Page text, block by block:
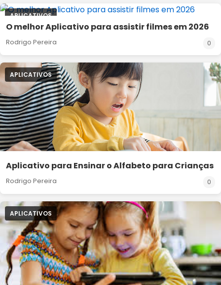
APLICATIVOS
O melhor Aplicativo para assistir filmes em 2026
Rodrigo Pereira 0
APLICATIVOS
Aplicativo para Ensinar o Alfabeto para Crianças
Rodrigo Pereira 0
APLICATIVOS